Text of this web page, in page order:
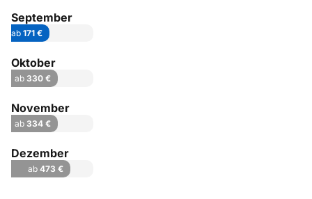
September
ab 171 €
Oktober
ab 330 €
November
ab 334 €
Dezember
ab 473 €